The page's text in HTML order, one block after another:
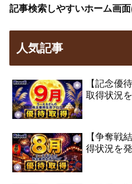
記事検索しやすいホーム画面
人気記事
【記念優
取得状況
【争奪戦
得状況を